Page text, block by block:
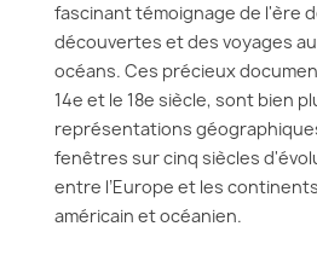
fascinant témoignage de l'ère
découvertes et des voyages
océans. Ces précieux
14e et le 18e siècle, sont bien
représentations
fenêtres sur cinq siècles
entre l’Europe et les
américain et océanien.